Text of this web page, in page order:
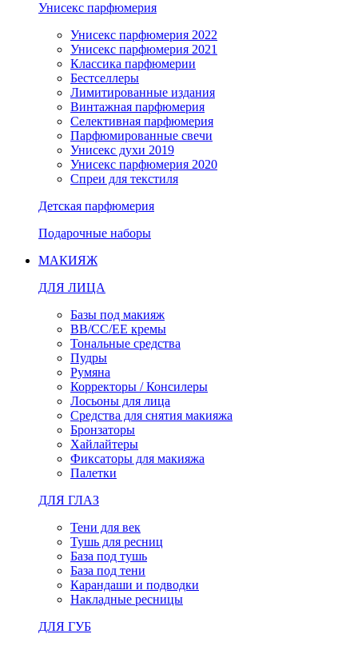
Унисекс парфюмерия
Унисекс парфюмерия 2022
Унисекс парфюмерия 2021
Классика парфюмерии
Бестселлеры
Лимитированные издания
Винтажная парфюмерия
Селективная парфюмерия
Парфюмированные свечи
Унисекс духи 2019
Унисекс парфюмерия 2020
Спреи для текстиля
Детская парфюмерия
Подарочные наборы
МАКИЯЖ
ДЛЯ ЛИЦА
Базы под макияж
BB/CC/EE кремы
Тональные средства
Пудры
Румяна
Корректоры / Консилеры
Лосьоны для лица
Средства для снятия макияжа
Бронзаторы
Хайлайтеры
Фиксаторы для макияжа
Палетки
ДЛЯ ГЛАЗ
Тени для век
Тушь для ресниц
База под тушь
База под тени
Карандаши и подводки
Накладные ресницы
ДЛЯ ГУБ